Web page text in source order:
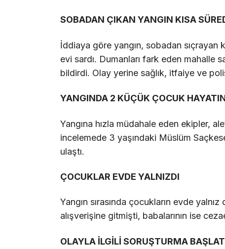
SOBADAN ÇIKAN YANGIN KISA
İddiaya göre yangın, sobadan sıçrayan
evi sardı. Dumanları fark eden mahalle
bildirdi. Olay yerine sağlık, itfaiye ve
YANGINDA 2 KÜÇÜK ÇOCUK
Yangına hızla müdahale eden ekipler,
incelemede 3 yaşındaki Müslüm
ulaştı.
ÇOCUKLAR EVDE YALNIZDI
Yangın sırasında çocukların evde
alışverişine gitmişti, babalarının ise
OLAYLA İLGİLİ SORUŞTURMA